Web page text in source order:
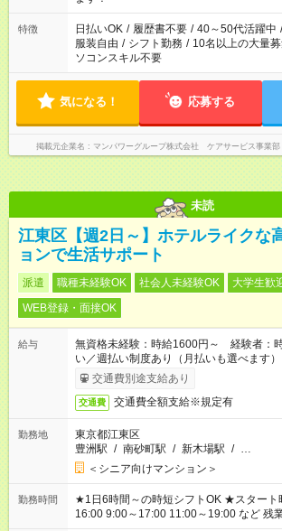
（日雇い派遣の原則禁止）により、短時
案内が難しい場合があります
特徴 日払いOK / 履歴書不要 / 40～50代活躍中 /
服装自由 / シフト勤務 / 10名以上の大量
ソコンスキル不要
気になる！ 応募する
掲載元企業名 マンパワーグループ株式会社 ケアサービス事業
未読
江東区【週2日～】ホテルライクな
ョンで生活サポート
派遣 職種未経験OK 社会人未経験OK 大学生歓
WEB登録・面接OK
給与
無資格未経験：時給1600円～ 経験者
い／週払い制度あり（月払いも選べます
完了次第のお支払いとなります。
交通費別途支給あり
交通費 交通費全額支給※規定有
勤務地
東京都江東区
豊洲駅 / 南砂町駅 / 新木場駅 / …
＜シニア向けマンション＞
勤務時間
★1日6時間～の時短シフトOK ★スタート時間選べます！ 7:00～
16:00 9:00～17:00 11:00～19:00 など 残業なし！ ※W
場合、他のお仕事と合わせ週40時間超の